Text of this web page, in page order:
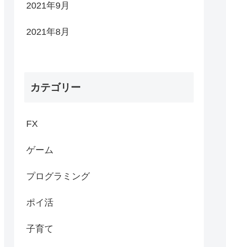
2021年9月
2021年8月
カテゴリー
FX
ゲーム
プログラミング
ポイ活
子育て